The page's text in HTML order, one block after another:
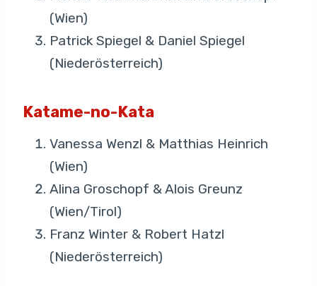
(Wien)
Patrick Spiegel & Daniel Spiegel
(Niederösterreich)
Katame-no-Kata
Vanessa Wenzl & Matthias Heinrich
(Wien)
Alina Groschopf & Alois Greunz
(Wien/Tirol)
Franz Winter & Robert Hatzl
(Niederösterreich)